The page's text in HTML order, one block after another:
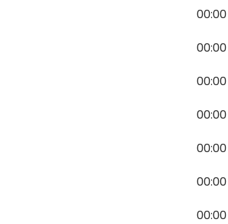
00:00
00:00
00:00
00:00
00:00
00:00
00:00